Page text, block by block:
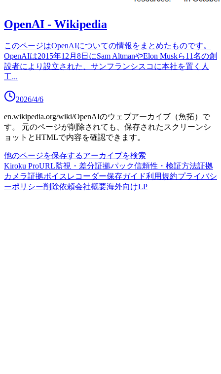
OpenAI - Wikipedia
このページはOpenAIについての情報をまとめたものです。
OpenAIは2015年12月8日にSam AltmanやElon Muskら11名の創
設者により設立された、サンフランシスコに本社を置く人
工...
2026/4/6
en.wikipedia.org/wiki/OpenAIのウェブアーカイブ（魚拓）で
す。
元のページが削除されても、保存されたスクリーンシ
ョットとHTMLで内容を確認できます。
他のページを保存するアーカイブを検索
Kiroku ProURL監視・差分証拠パック信頼性・検証方法証拠
カメラ証拠ボイスレコーダー保存ガイド利用規約プライバシ
ーポリシー削除依頼会社概要海外向けLP